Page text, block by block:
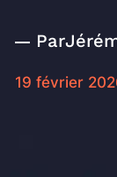
Par
19 février